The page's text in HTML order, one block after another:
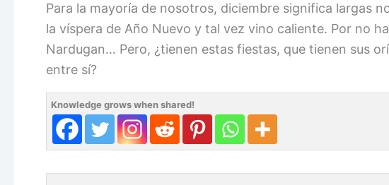
Para la mayoría de nosotros, diciembre significa largas
la víspera de Año Nuevo y tal vez vino caliente. Por no
Nardugan… Pero, ¿tienen estas fiestas, que tienen sus
entre sí?
Knowledge grows when shared!